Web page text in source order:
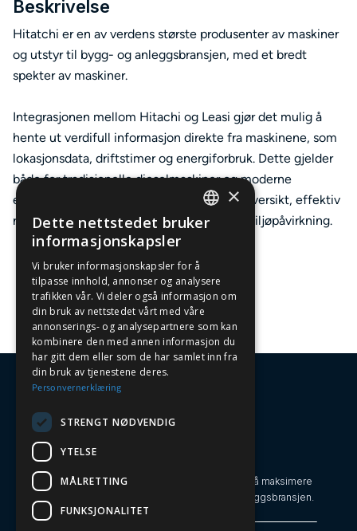
Beskrivelse
Hitatchi er en av verdens største produsenter av maskiner
og utstyr til bygg- og anleggsbransjen, med et bredt
spekter av maskiner.
Integrasjonen mellom Hitachi og Leasi gjør det mulig å
hente ut verdifull informasjon direkte fra maskinene, som
lokasjonsdata, driftstimer og energiforbruk. Dette gjelder
både for tradisjonelle dieselmaskiner og moderne
elektriske alternativer, og bidrar til bedre oversikt, effektiv
ressursstyring og innsikt i faktisk bruk og miljøpåvirkning.
Oversiktlig Maskinhåndtering
Leasi gjør maskinparken til en strategisk fordel ved å maksimere
effektivitet, utnyttelse og bærekraft i bygg- og anleggsbransjen.
NORWEGIAN
ENGLISH
×
Dette nettstedet bruker
informasjonskapsler
Vi bruker informasjonskapsler for å
tilpasse innhold, annonser og analysere
trafikken vår. Vi deler også informasjon om
din bruk av nettstedet vårt med våre
annonserings- og analysepartnere som kan
kombinere den med annen informasjon du
har gitt dem eller som de har samlet inn fra
din bruk av tjenestene deres.
Personvernerklæring
STRENGT NØDVENDIG
YTELSE
MÅLRETTING
FUNKSJONALITET